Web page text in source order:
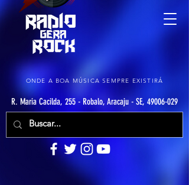
ONDE A BOA MÚSICA SEMPRE EXISTIRÁ
R. Maria Cacilda, 255 - Robalo, Aracaju - SE, 49006-029